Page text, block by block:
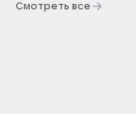
Смотреть все